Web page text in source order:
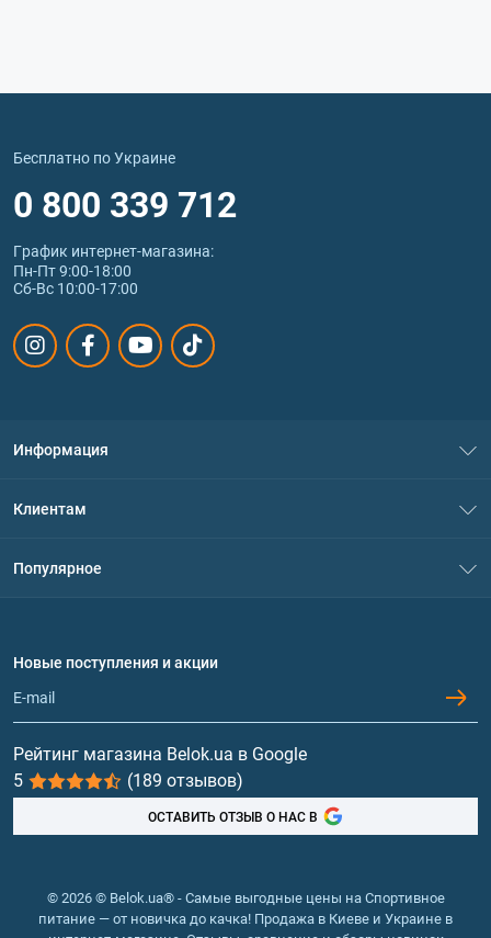
Бесплатно по Украине
0 800 339 712
График интернет‑магазина:
Пн-Пт 9:00-18:00
Сб-Вс 10:00-17:00
Информация
Политика конфиденциальности
Обмен и возврат
Клиентам
Популярное
Протеин
Гейнеры
Витамины и минералы
Рыбий жир, жирные кислоты
Новые поступления и акции
Рейтинг магазина Belok.ua в Google
5
(189 отзывов)
ОСТАВИТЬ ОТЗЫВ О НАС В
© 2026 © Belok.ua® - Самые выгодные цены на Спортивное
питание — от новичка до качка! Продажа в Киеве и Украине в